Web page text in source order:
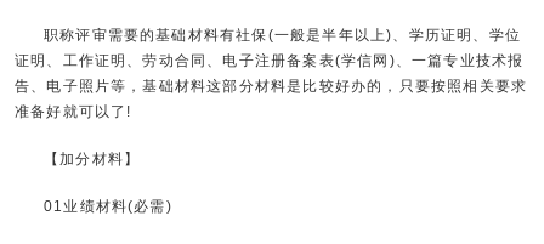
职称评审需要的基础材料有社保(一般是半年以上)、学历证明、学位
证明、工作证明、劳动合同、电子注册备案表(学信网)、一篇专业技术报
告、电子照片等，基础材料这部分材料是比较好办的，只要按照相关要求
准备好就可以了!
【加分材料】
01业绩材料(必需)